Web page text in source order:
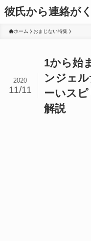
彼氏から連絡が
ホーム おまじない特集
1から始
ンジェ
ーいス
解説
2020
11/11